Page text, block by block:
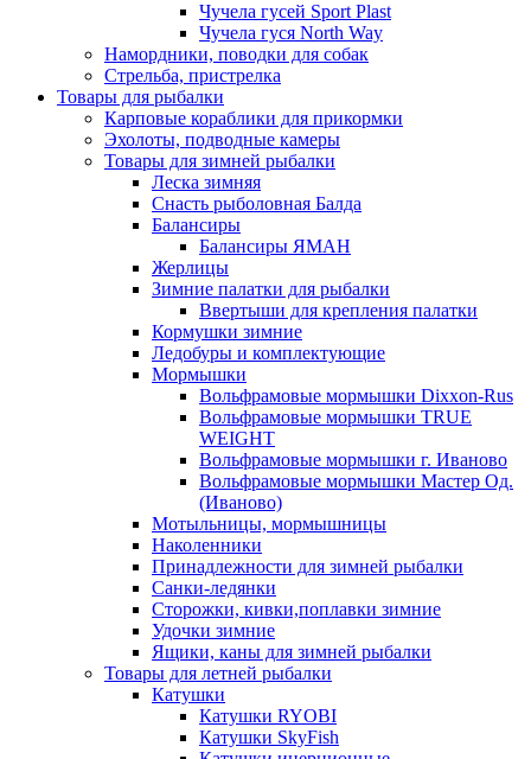
Чучела гусей Sport Plast
Чучела гуся North Way
Намордники, поводки для собак
Стрельба, пристрелка
Товары для рыбалки
Карповые кораблики для прикормки
Эхолоты, подводные камеры
Товары для зимней рыбалки
Леска зимняя
Снасть рыболовная Балда
Балансиры
Балансиры ЯМАН
Жерлицы
Зимние палатки для рыбалки
Ввертыши для крепления палатки
Кормушки зимние
Ледобуры и комплектующие
Мормышки
Вольфрамовые мормышки Dixxon-Rus
Вольфрамовые мормышки TRUE
WEIGHT
Вольфрамовые мормышки г. Иваново
Вольфрамовые мормышки Мастер Од.
(Иваново)
Мотыльницы, мормышницы
Наколенники
Принадлежности для зимней рыбалки
Санки-ледянки
Сторожки, кивки,поплавки зимние
Удочки зимние
Ящики, каны для зимней рыбалки
Товары для летней рыбалки
Катушки
Катушки RYOBI
Катушки SkyFish